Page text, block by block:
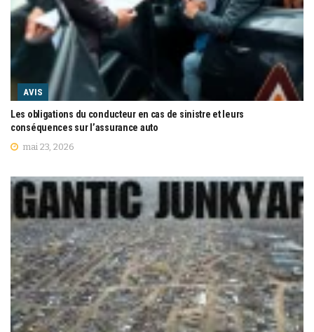
AVIS
Les obligations du conducteur en cas de sinistre et leurs
conséquences sur l’assurance auto
mai 23, 2026